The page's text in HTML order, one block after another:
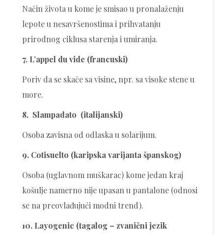
Način života u kome je smisao u pronalaženju
lepote u nesavršenostima i prihvatanju
prirodnog ciklusa starenja i umiranja.
7. L’appel du vide (francuski)
Poriv da se skače sa visine, npr. sa visoke stene u
more.
8. Slampadato (italijanski)
Osoba zavisna od odlaska u solarijum.
9. Cotisuelto (karipska varijanta španskog)
Osoba (uglavnom muškarac) kome jedan kraj
košulje namerno nije upasan u pantalone (odnosi
se na preovlađujući modni trend).
10. Layogenic (tagalog – zvanični jezik